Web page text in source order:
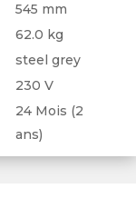
une
et à la
pour
sensibles
545 mm
62.0 kg
steel grey
230 V
24 Mois (2
ans)